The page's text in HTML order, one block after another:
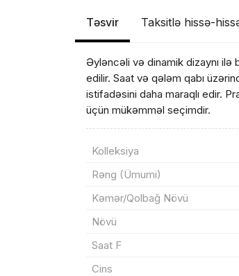
Təsvir Taksitlə hissə-
Əyləncəli və dinamik dizaynı ilə
edilir. Saat və qələm qabı
istifadəsini daha maraqlı edir.
üçün mükəmməl seçimdir.
Kolleksiya
Rəng (Ümumi)
Kəmər/Qolbağ Növü
Növü
Saat F
Cins